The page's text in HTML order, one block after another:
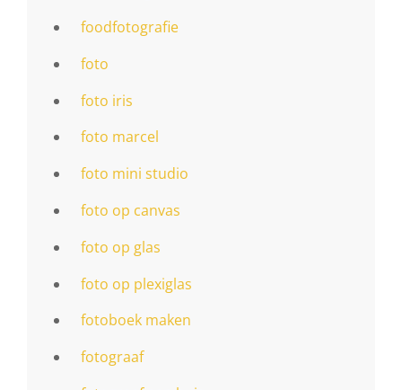
foodfotografie
foto
foto iris
foto marcel
foto mini studio
foto op canvas
foto op glas
foto op plexiglas
fotoboek maken
fotograaf